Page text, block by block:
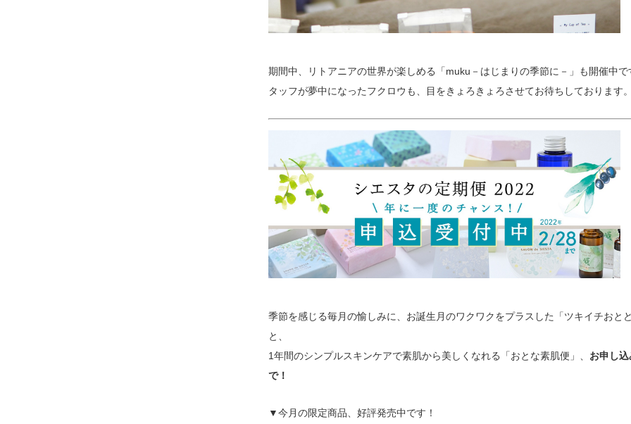
期間中、リトアニアの世界が楽しめる「muku－はじまりの季節に－」も開催中で
タッフが夢中になったフクロウも、目をきょろきょろさせてお待ちしております。
季節を感じる毎月の愉しみに、お誕生月のワクワクをプラスした「ツキイチおとど
と、
1年間のシンプルスキンケアで素肌から美しくなれる「おとな素肌便」、 お申し
で！
▼今月の限定商品、好評発売中です！